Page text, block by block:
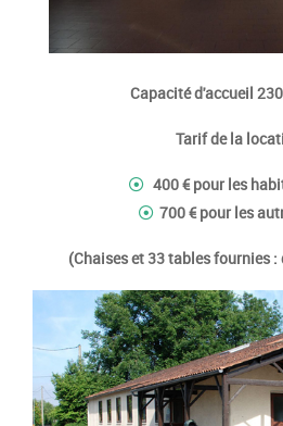
Capacité d'accueil
Tarif de la
400 € pour les
700 € pour les
(Chaises et 33 tables fournies